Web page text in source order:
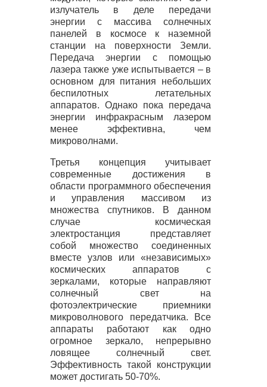
излучатель в деле передачи
энергии с массива солнечных
панелей в космосе к наземной
станции на поверхности Земли.
Передача энергии с помощью
лазера также уже испытывается – в
основном для питания небольших
беспилотных летательных
аппаратов. Однако пока передача
энергии инфракрасным лазером
менее эффективна, чем
микроволнами.
Третья концепция учитывает
современные достижения в
области программного обеспечения
и управления массивом из
множества спутников. В данном
случае космическая
электростанция представляет
собой множество соединенных
вместе узлов или «независимых»
космических аппаратов с
зеркалами, которые направляют
солнечный свет на
фотоэлектрические приемники
микроволнового передатчика. Все
аппараты работают как одно
огромное зеркало, непрерывно
ловящее солнечный свет.
Эффективность такой конструкции
может достигать 50-70%.